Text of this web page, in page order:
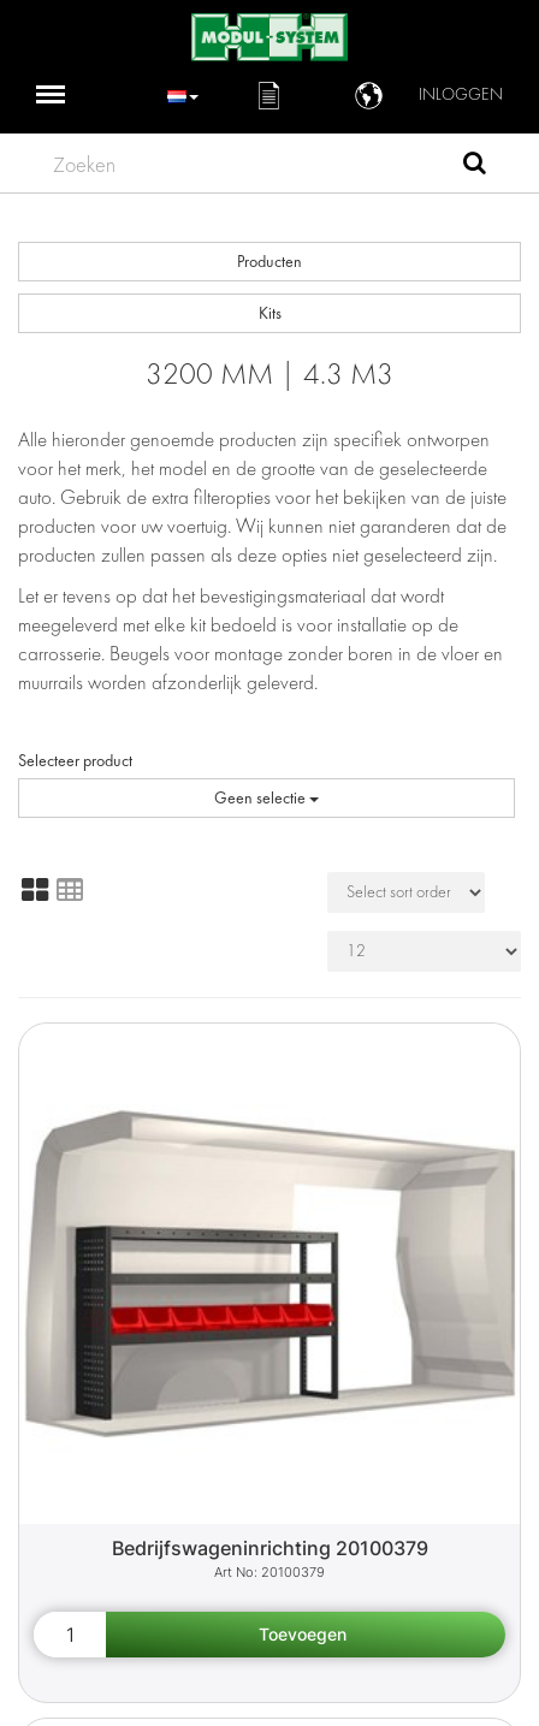
INLOGGEN
Zoeken
Producten
Kits
3200 MM | 4.3 M3
Alle hieronder genoemde producten zijn specifiek ontworpen
voor het merk, het model en de grootte van de geselecteerde
auto. Gebruik de extra filteropties voor het bekijken van de juiste
producten voor uw voertuig. Wij kunnen niet garanderen dat de
producten zullen passen als deze opties niet geselecteerd zijn.
Let er tevens op dat het bevestigingsmateriaal dat wordt
meegeleverd met elke kit bedoeld is voor installatie op de
carrosserie. Beugels voor montage zonder boren in de vloer en
muurrails worden afzonderlijk geleverd.
Selecteer product
Geen selectie
Bedrijfswageninrichting 20100379
20100379